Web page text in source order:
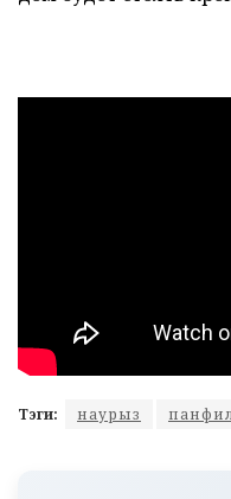
Тэги: наурыз